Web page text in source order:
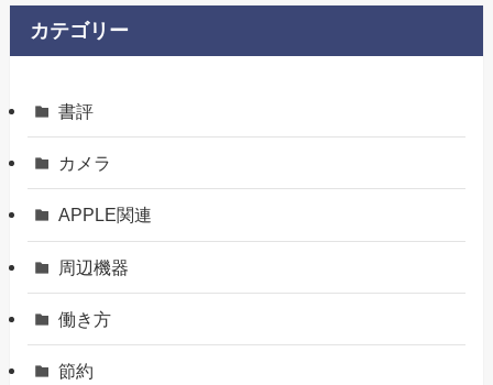
カテゴリー
書評
カメラ
APPLE関連
周辺機器
働き方
節約